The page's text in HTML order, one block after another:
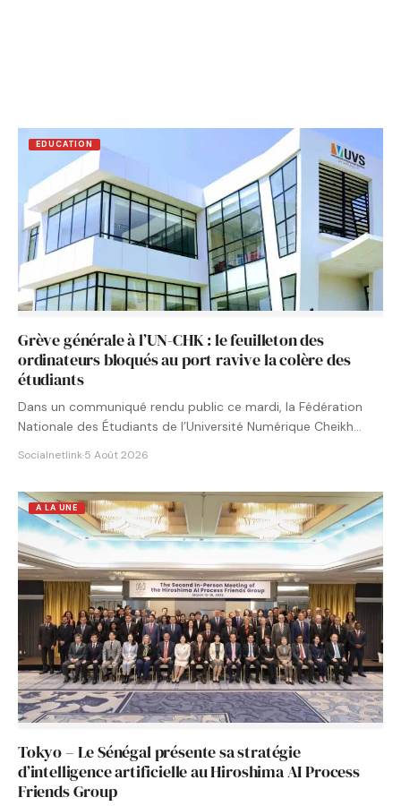
EDUCATION
Grève générale à l’UN-CHK : le feuilleton des
ordinateurs bloqués au port ravive la colère des
étudiants
Dans un communiqué rendu public ce mardi, la Fédération
Nationale des Étudiants de l’Université Numérique Cheikh
Socialnetlink·5 Août 2026
A LA UNE
Tokyo – Le Sénégal présente sa stratégie
d’intelligence artificielle au Hiroshima AI Process
Friends Group